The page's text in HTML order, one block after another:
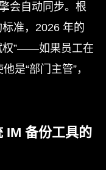
会自动同步。根
准，2026 年的
权”——如果员工在
是“部门主管”，
IM 备份工具的